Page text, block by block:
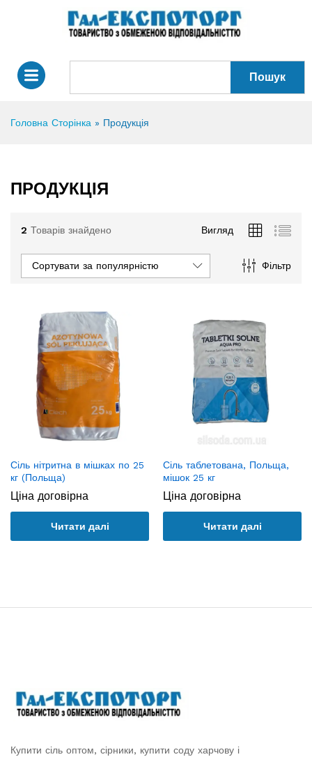
Пошук
Головна Сторінка » Продукція
ПРОДУКЦІЯ
2 Товарів знайдено Вигляд
Фільтр
Сортувати за популярністю
Сіль нітритна в мішках по 25
кг (Польща)
Ціна договірна
Читати далі
Сіль таблетована, Польща,
мішок 25 кг
Ціна договірна
Читати далі
Купити сіль оптом, сірники, купити соду харчову і